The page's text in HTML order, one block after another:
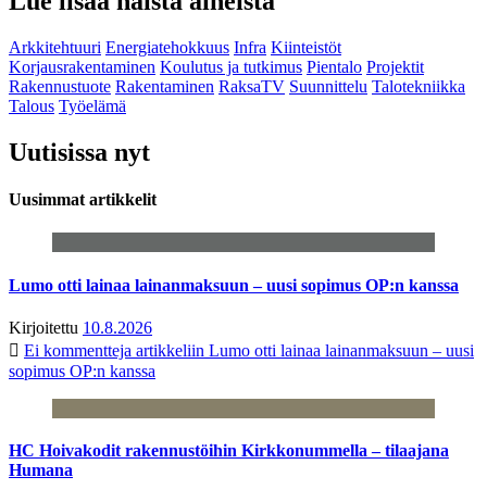
Arkkitehtuuri Energiatehokkuus Infra Kiinteistöt
Korjausrakentaminen Koulutus ja tutkimus Pientalo Projektit
Rakennustuote Rakentaminen RaksaTV Suunnittelu Talotekniikka
Talous Työelämä
Uutisissa nyt
Uusimmat artikkelit
Lumo otti lainaa lainanmaksuun – uusi sopimus OP:n kanssa
Kirjoitettu 10.8.2026
Ei kommentteja artikkeliin Lumo otti lainaa lainanmaksuun – uusi
sopimus OP:n kanssa
HC Hoivakodit rakennustöihin Kirkkonummella – tilaajana
Humana